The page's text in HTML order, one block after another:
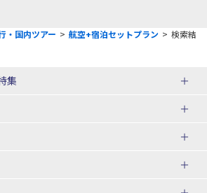
・国内ツアー > 航空+宿泊セットプラン > 検索結
集
ケージ
ＪＡＬで行く飛行機+ホテルパック
の旅
ユニバーサル・スタジオ・ジャパ